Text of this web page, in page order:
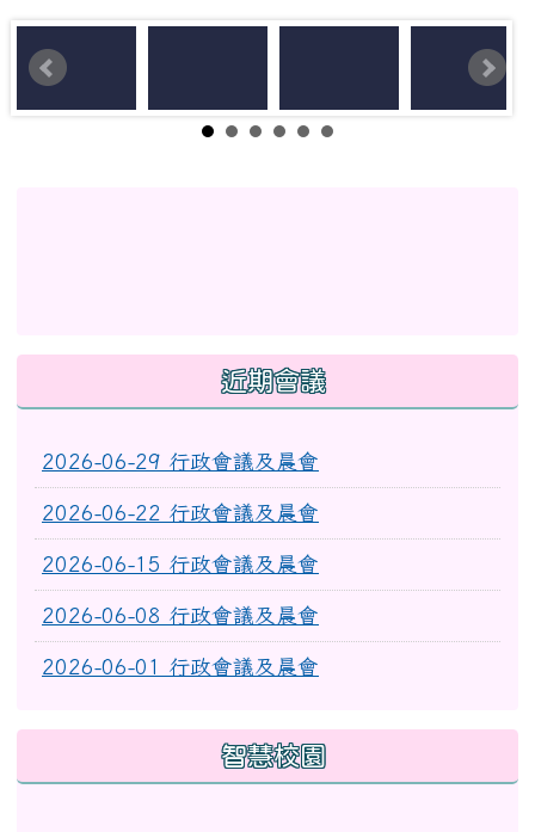
近期會議
2026-06-29 行政會議及晨會
2026-06-22 行政會議及晨會
2026-06-15 行政會議及晨會
2026-06-08 行政會議及晨會
2026-06-01 行政會議及晨會
智慧校園